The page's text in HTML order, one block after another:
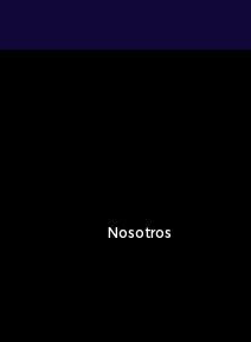
Nosotros